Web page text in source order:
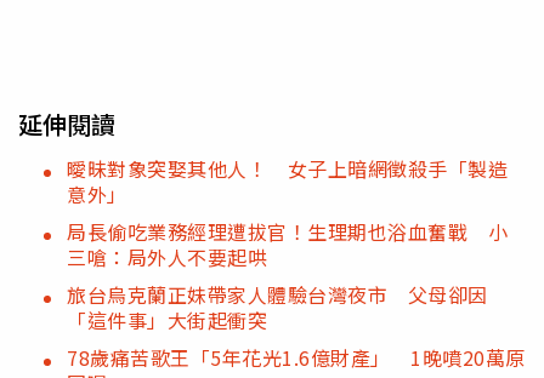
延伸閱讀
曖昧對象突娶其他人！ 女子上暗網徵殺手「製造
意外」
局長偷吃業務經理遭拔官！生理期也浴血奮戰 小
三嗆：局外人不要起哄
旅台烏克蘭正妹帶家人體驗台灣夜市 父母卻因
「這件事」大街起衝突
78歲痛苦歌王「5年花光1.6億財產」 1晚噴20萬原